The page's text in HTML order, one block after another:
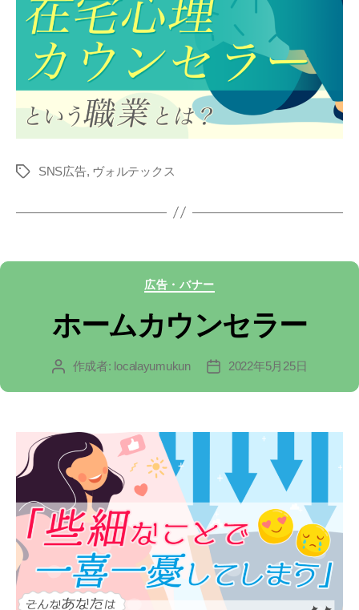
タ
SNS広告, ヴォルテックス
カ
テ
ゴ
リ
広告・バナー
ホームカウンセラー
投 作成者: localayumukun
投
2022年5月25日